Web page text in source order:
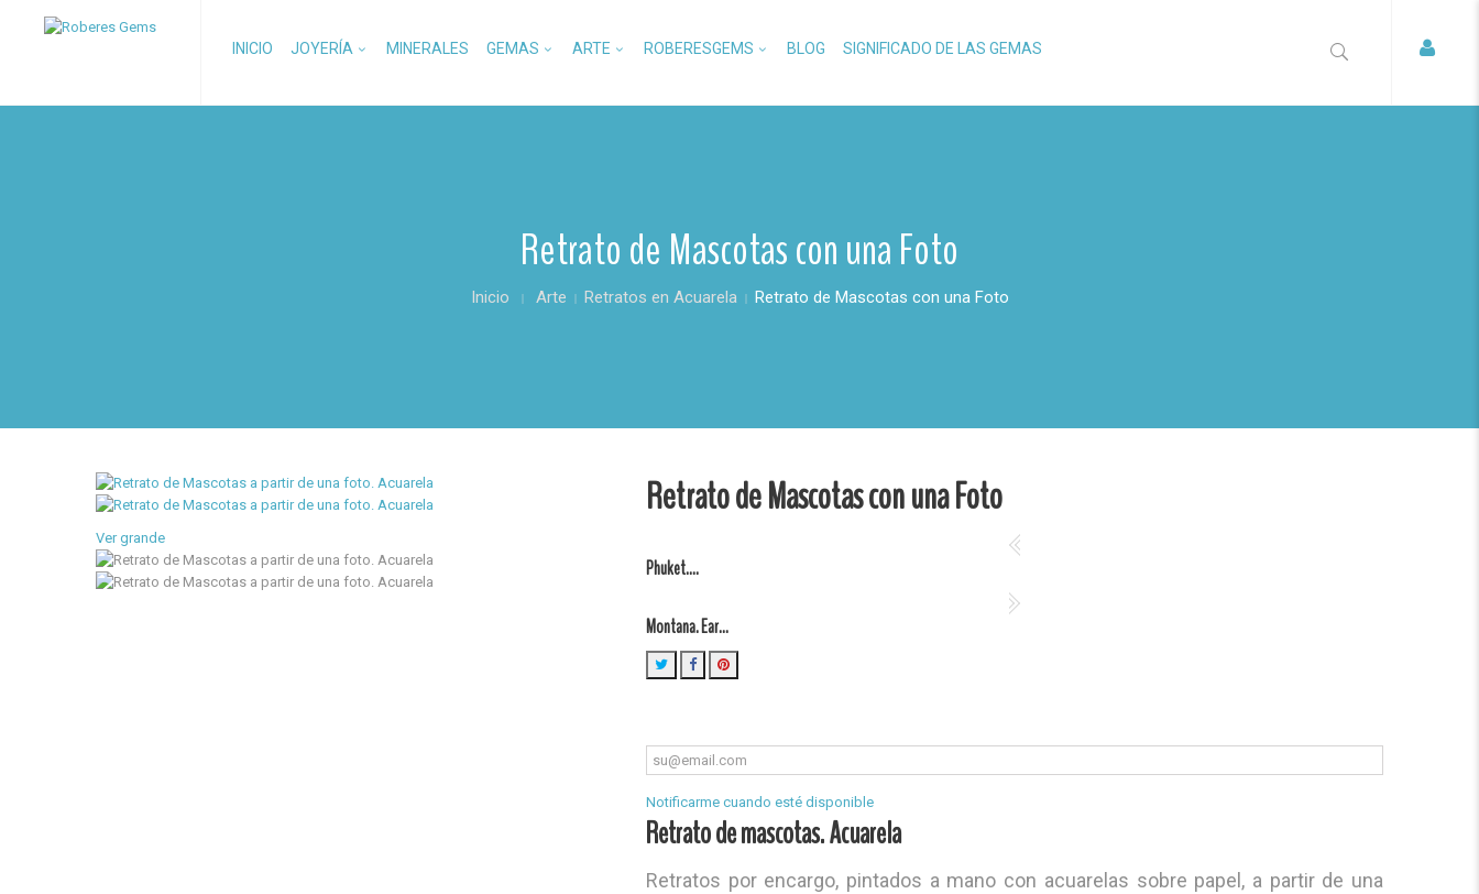
INICIO JOYERÍA MINERALES GEMAS ARTE ROBERESGEMS BLOG SIGNIFICADO DE LAS GEMAS
Retrato de Mascotas con una Foto
Inicio Arte Retratos en Acuarela Retrato de Mascotas con una Foto
Ver grande
Retrato de Mascotas con una Foto
Phuket....
Montana. Ear...
Notificarme cuando esté disponible
Retrato de mascotas. Acuarela
Retratos por encargo, pintados a mano con acuarelas sobre papel, a partir de una